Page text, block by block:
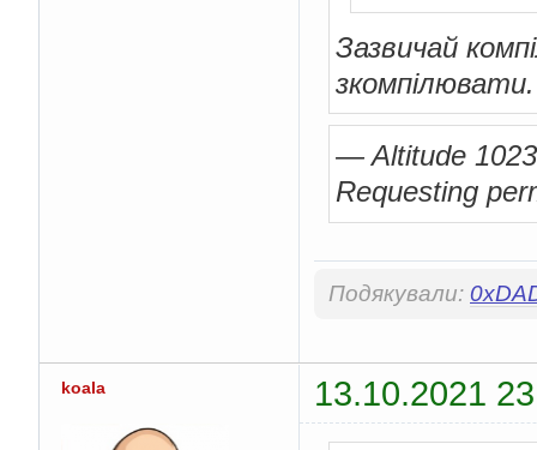
Зазвичай
— Altitude
Requesting
Подякували:
koala 13.10.2021